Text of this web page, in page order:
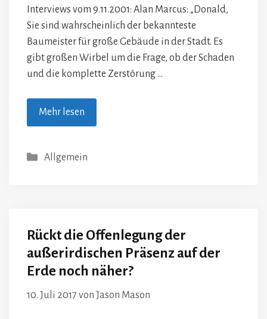
Interviews vom 9.11.2001: Alan Marcus: „Donald,
Sie sind wahrscheinlich der bekannteste
Baumeister für große Gebäude in der Stadt. Es
gibt großen Wirbel um die Frage, ob der Schaden
und die komplette Zerstörung …
Mehr lesen
Kategorien
Allgemein
Rückt die Offenlegung der
außerirdischen Präsenz auf der
Erde noch näher?
10. Juli 2017 von Jason Mason